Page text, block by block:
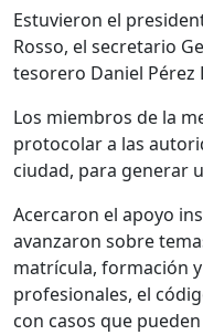
Estuvieron el
Rosso, el secretario
tesorero Daniel Pérez
Los miembros de la
protocolar a las
ciudad, para generar
Acercaron el apoyo
avanzaron sobre
matrícula, formación
profesionales, el
con casos que